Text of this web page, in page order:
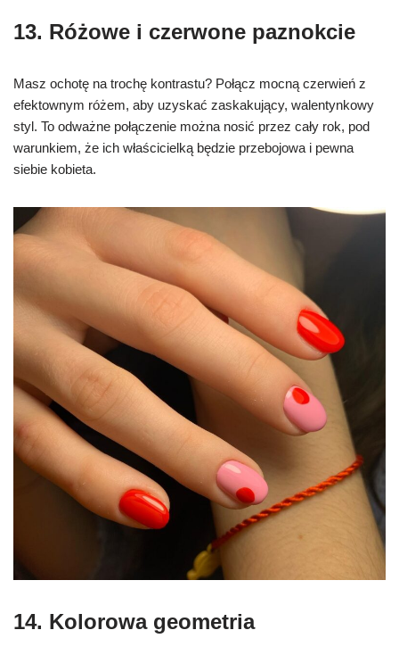
13. Różowe i czerwone paznokcie
Masz ochotę na trochę kontrastu? Połącz mocną czerwień z
efektownym różem, aby uzyskać zaskakujący, walentynkowy
styl. To odważne połączenie można nosić przez cały rok, pod
warunkiem, że ich właścicielką będzie przebojowa i pewna
siebie kobieta.
14. Kolorowa geometria